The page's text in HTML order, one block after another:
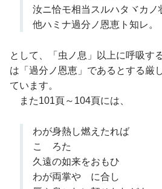
汝ニ恰モ相当スルハタヾカノ
他ハミナ過分ノ恩恵ト知レ。
として、「虫ノ息」以上に呼吸す
は「過分ノ恩恵」であるとする厳
ています。
また101頁～104頁には、
わが身熱し燃えたれば
こゝろたゞ
久遠の如来をおもひ
わが両掌やゝに合し